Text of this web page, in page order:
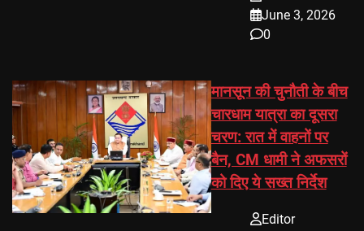
June 3, 2026
0
मानसून की चुनौती के बीच
चारधाम यात्रा का दूसरा
चरण: रात में वाहनों पर
बैन, CM धामी ने अफसरों
को दिए ये सख्त निर्देश
Editor